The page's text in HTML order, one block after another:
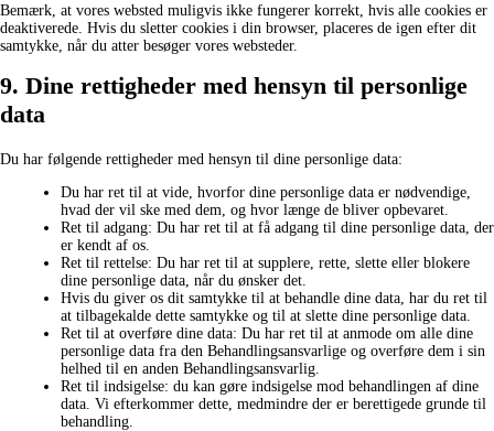
Bemærk, at vores websted muligvis ikke fungerer korrekt, hvis alle cookies er
deaktiverede. Hvis du sletter cookies i din browser, placeres de igen efter dit
samtykke, når du atter besøger vores websteder.
9. Dine rettigheder med hensyn til personlige
data
Du har følgende rettigheder med hensyn til dine personlige data:
Du har ret til at vide, hvorfor dine personlige data er nødvendige,
hvad der vil ske med dem, og hvor længe de bliver opbevaret.
Ret til adgang: Du har ret til at få adgang til dine personlige data, der
er kendt af os.
Ret til rettelse: Du har ret til at supplere, rette, slette eller blokere
dine personlige data, når du ønsker det.
Hvis du giver os dit samtykke til at behandle dine data, har du ret til
at tilbagekalde dette samtykke og til at slette dine personlige data.
Ret til at overføre dine data: Du har ret til at anmode om alle dine
personlige data fra den Behandlingsansvarlige og overføre dem i sin
helhed til en anden Behandlingsansvarlig.
Ret til indsigelse: du kan gøre indsigelse mod behandlingen af ​​dine
data. Vi efterkommer dette, medmindre der er berettigede grunde til
behandling.